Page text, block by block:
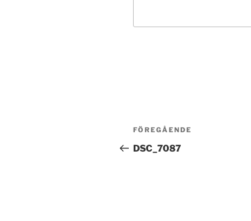
Inläggsnavigering
Föregående
inlägg
FÖREGÅENDE
DSC_7087